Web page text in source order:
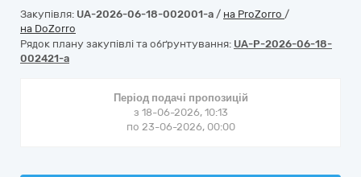
Закупівля: UA-2026-06-18-002001-a / на ProZorro /
на DoZorro
Рядок плану закупівлі та обґрунтування: UA-P-2026-06-18-
002421-a
Період подачі пропозицій
з 18-06-2026, 10:13
по 23-06-2026, 00:00